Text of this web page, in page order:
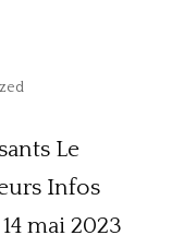
Le
Infos
mai 2023